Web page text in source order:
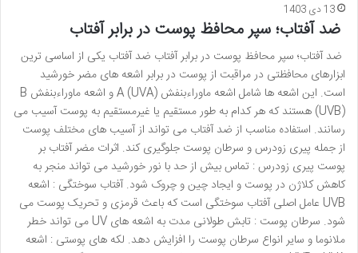
13 دی 1403
ضد آفتاب؛ سپر محافظ پوست در برابر آفتاب
ضد آفتاب؛ سپر محافظ پوست در برابر آفتاب ضد آفتاب یکی از اساسی ترین
ابزارهای محافظتی در مراقبت از پوست در برابر اشعه های مضر خورشید
است. این اشعه ها شامل اشعه ماوراءبنفش A (UVA) و اشعه ماوراءبنفش B
(UVB) هستند که هر کدام به طور مستقیم یا غیرمستقیم به پوست آسیب می
رسانند. استفاده مناسب از ضد آفتاب می تواند از آسیب های مختلف پوست
از جمله پیری زودرس و سرطان پوست جلوگیری کند. اثرات مضر آفتاب بر
پوست پیری زودرس : تماس بیش از حد با نور خورشید می تواند منجر به
کاهش کلاژن در پوست و ایجاد چین و چروک شود. آفتاب سوختگی : اشعه
UVB عامل اصلی آفتاب سوختگی است که باعث قرمزی و تحریک پوست می
شود. سرطان پوست : تابش طولانی مدت به اشعه های UV می تواند خطر
ملانوما و سایر انواع سرطان پوست را افزایش دهد. لکه های پوستی : اشعه